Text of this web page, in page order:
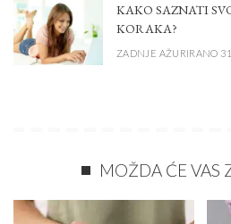
KAKO SAZNATI
KORAKA?
ZADNJE AŽURIRANO
MOŽDA ĆE VAS